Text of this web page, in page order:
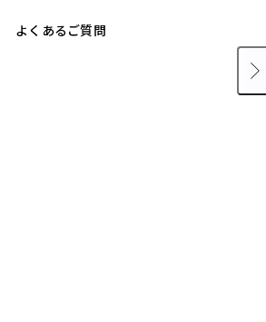
よくあるご質問